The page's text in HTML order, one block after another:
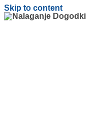
Skip to content